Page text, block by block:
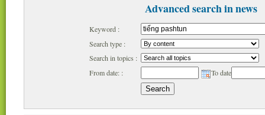
Advanced search in news
Keyword :
Search type :
Search in topics :
From date: :
To date